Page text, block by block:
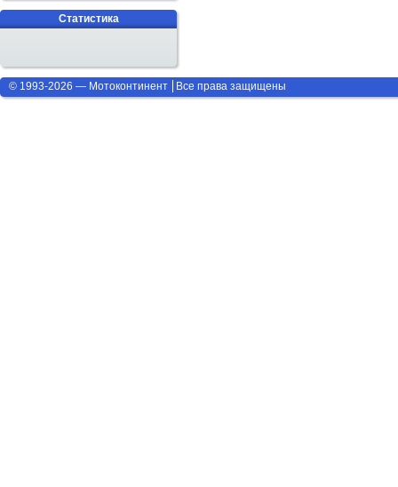
Статистика
© 1993-2026 — Мотоконтинент Все права защищены